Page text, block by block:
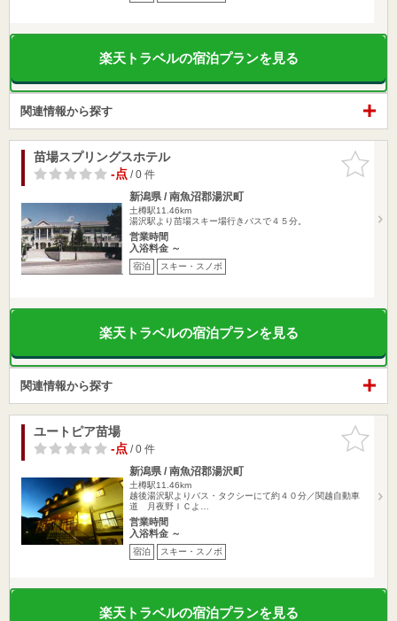
楽天トラベルの宿泊プランを見る
関連情報から探す
お気に入
りに追加
苗場スプリングスホテル
-点/ 0 件
新潟県 / 南魚沼郡湯沢町
土樽駅11.46km
湯沢駅より苗場スキー場行きバスで４５分。
営業時間
入浴料金 ～
宿泊 スキー・スノボ
楽天トラベルの宿泊プランを見る
関連情報から探す
お気に入
りに追加
ユートピア苗場
-点/ 0 件
新潟県 / 南魚沼郡湯沢町
土樽駅11.46km
越後湯沢駅よりバス・タクシーにて約４０分／関越自動車
道 月夜野ＩＣよ…
営業時間
入浴料金 ～
宿泊 スキー・スノボ
楽天トラベルの宿泊プランを見る